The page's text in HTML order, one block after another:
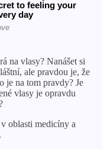
na vlasy? Nanášet si
ale pravdou je, že
je na tom pravdy? Je
vlasy je opravdu
oblasti medicíny a